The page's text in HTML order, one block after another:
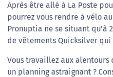
Après être allé à La Poste
pourrez vous rendre à vélo
Pronuptia ne se situant qu'à
de vêtements Quicksilver qui
Vous travaillez aux alentours
un planning astraignant ?